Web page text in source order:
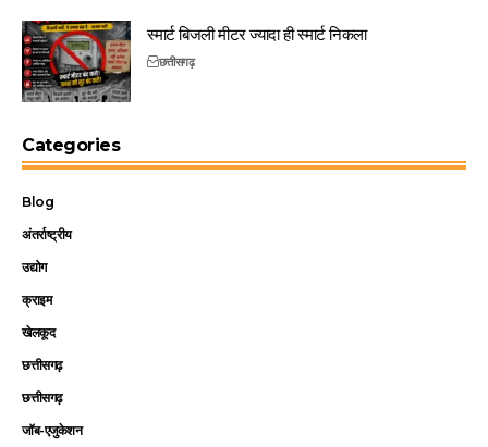
स्मार्ट बिजली मीटर ज्यादा ही स्मार्ट निकला
छत्तीसगढ़
Categories
Blog
अंतर्राष्ट्रीय
उद्योग
क्राइम
खेलकूद
छत्तीसगढ़
छत्तीसगढ़
जॉब-एजुकेशन